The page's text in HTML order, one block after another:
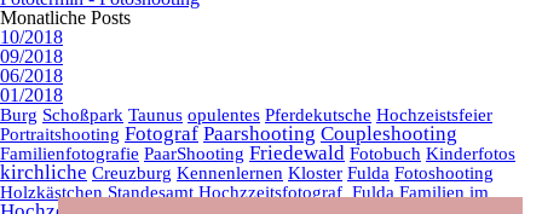
Monatliche Posts
10/2018
09/2018
06/2018
01/2018
Burg Schoßpark Taunus opulentes Pferdekutsche Hochzeistsfeier
Portraitshooting Fotograf Paarshooting Coupleshooting
Familienfotografie PaarShooting Friedewald Fotobuch Kinderfotos
kirchliche Creuzburg Kennenlernen Kloster Fulda Fotoshooting
Holzkästchen Standesamt Hochzzeitsfotograf_Fulda Familien im